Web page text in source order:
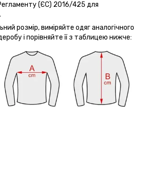
(ЄС) 2016/425 для
розмір, виміряйте одяг аналогічного
і порівняйте її з таблицею нижче: